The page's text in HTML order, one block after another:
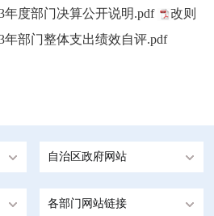
年度部门决算公开说明.pdf
改则
年部门整体支出绩效自评.pdf
自治区政府网站
各部门网站链接